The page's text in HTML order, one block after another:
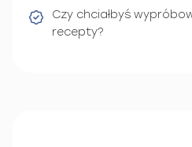
Czy chciałbyś
recepty?